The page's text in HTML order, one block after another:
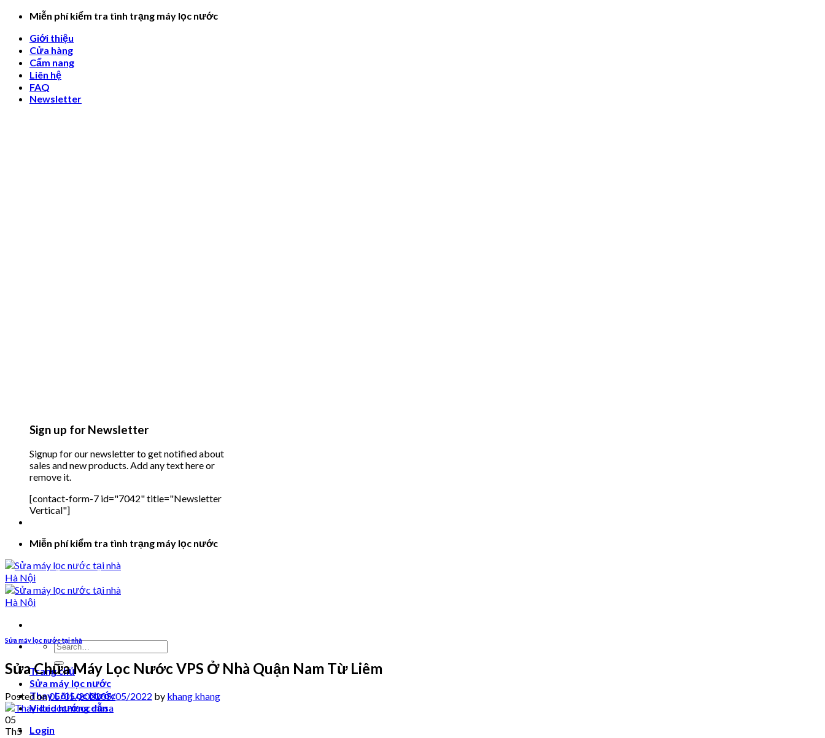
Skip
content
Miễn phí kiểm tra tình trạng máy lọc nước
Giới thiệu
Cửa hàng
Cẩm nang
Liên hệ
FAQ
Newsletter
Sign up for Newsletter
Signup for our newsletter to get notified about
sales and new products. Add any text here or
remove it.
[contact-form-7 id="7042" title="Newsletter
Vertical"]
Miễn phí kiểm tra tình trạng máy lọc nước
Search
for:
Trang chủ
Sửa máy lọc nước
Thay Lõi Lọc Nước
Video hướng dẫn
Login
Sửa máy lọc nước tại nhà
Sửa Chữa Máy Lọc Nước VPS Ở Nhà Quận Nam Từ Liêm
Posted on05/05/202205/05/2022 by khang khang
05
Th5